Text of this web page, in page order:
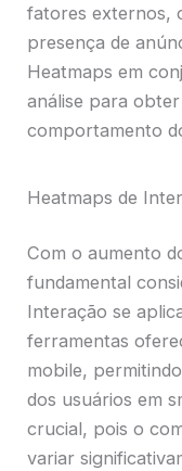
fatores externos,
presença de
Heatmaps em
análise para
comportamento
Heatmaps de
Com o aumento
fundamental
Interação se
ferramentas
mobile,
dos usuários em
crucial, pois o
variar